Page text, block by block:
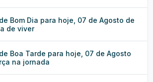
Bom Dia para hoje, 07 de Agosto de
de viver
Boa Tarde para hoje, 07 de Agosto
na jornada